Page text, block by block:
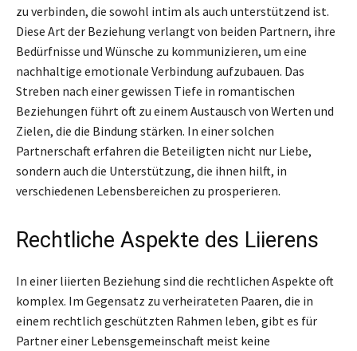
zu verbinden, die sowohl intim als auch unterstützend ist.
Diese Art der Beziehung verlangt von beiden Partnern, ihre
Bedürfnisse und Wünsche zu kommunizieren, um eine
nachhaltige emotionale Verbindung aufzubauen. Das
Streben nach einer gewissen Tiefe in romantischen
Beziehungen führt oft zu einem Austausch von Werten und
Zielen, die die Bindung stärken. In einer solchen
Partnerschaft erfahren die Beteiligten nicht nur Liebe,
sondern auch die Unterstützung, die ihnen hilft, in
verschiedenen Lebensbereichen zu prosperieren.
Rechtliche Aspekte des Liierens
In einer liierten Beziehung sind die rechtlichen Aspekte oft
komplex. Im Gegensatz zu verheirateten Paaren, die in
einem rechtlich geschützten Rahmen leben, gibt es für
Partner einer Lebensgemeinschaft meist keine